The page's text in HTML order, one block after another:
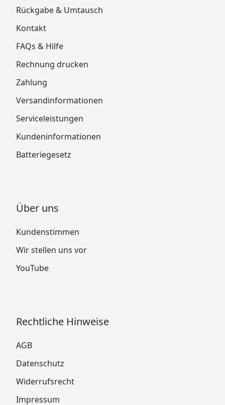
Rückgabe & Umtausch
Kontakt
FAQs & Hilfe
Rechnung drucken
Zahlung
Versandinformationen
Serviceleistungen
Kundeninformationen
Batteriegesetz
Über uns
Kundenstimmen
Wir stellen uns vor
YouTube
Rechtliche Hinweise
AGB
Datenschutz
Widerrufsrecht
Impressum